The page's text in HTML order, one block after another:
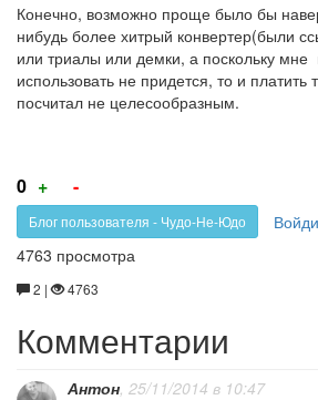
Конечно, возможно проще было бы
нибудь более хитрый конвертер(были
или триалы или демки, а поскольку мне
использовать не придется, то и платить
посчитал не целесообразным.
0 +
за!
-
против!
Блог пользователя - Чудо-Не-Юдо
4763 просмотра
2 | 4763
Комментарии
Антон , 25/11/2014 в 10:47